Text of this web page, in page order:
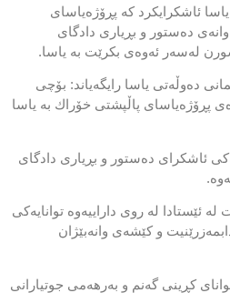
ئاشکرایکرد کە پڕۆژەیاسای
دەستور و بڕیاری دادگای
لەسەر ئەوەی بکرێت بە یاسا.
دەوڵەتی یاسا رایگەیاند: بۆچی
پڕۆژەیاسای پاڵپشتی خۆراك بە یاسا
ئاشکرای دەستور و بڕیاری دادگای
ئێستادا لە روی داراییەوە توانایەکی
و کێشەی وانەبێژان
کڕینی گەنم و بەرهەمی جوتیارانی